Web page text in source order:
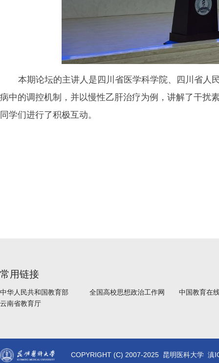
本期论坛的主讲人是四川省医学科学院、 四川省人
病中的调控机制，并以慢性乙肝治疗为例，讲解了干扰
同学们进行了积极互动。
常用链接
中华人民共和国教育部 全国高校思想政治工作网
中国教育在
云南省教育厅
COPYRIGHT (C) 2007-2025 昆明医科大学 滇